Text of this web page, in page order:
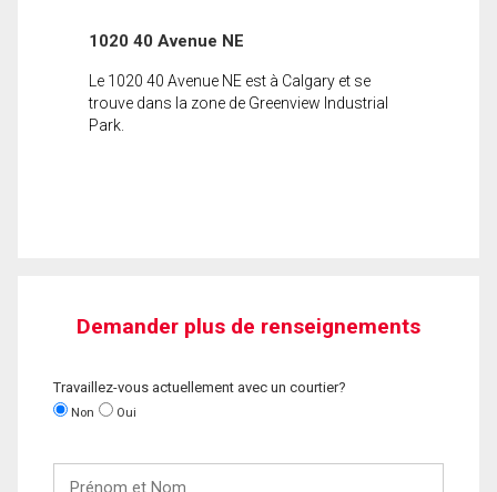
1020 40 Avenue NE
Le 1020 40 Avenue NE est à Calgary et se
trouve dans la zone de Greenview Industrial
Park.
Demander plus de renseignements
Travaillez-vous actuellement avec un courtier?
Non Oui